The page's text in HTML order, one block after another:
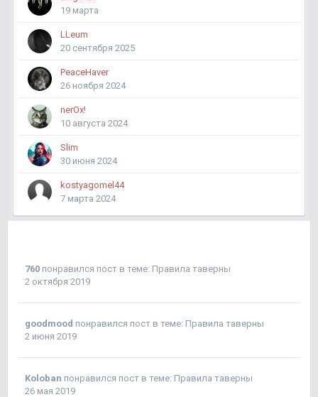
19 марта
LLeum
20 сентября 2025
PeaceHaver
26 ноября 2024
nerOx!
10 августа 2024
Slim
30 июня 2024
kostyagomel44
7 марта 2024
760 понравился пост в теме: Правила таверны
2 октября 2019
goodmood понравился пост в теме: Правила таверны
2 июня 2019
Koloban понравился пост в теме: Правила таверны
26 мая 2019